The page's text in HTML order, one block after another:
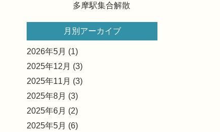
多摩駅集合解散
月別アーカイブ
2026年5月 (1)
2025年12月 (3)
2025年11月 (3)
2025年8月 (3)
2025年6月 (2)
2025年5月 (6)